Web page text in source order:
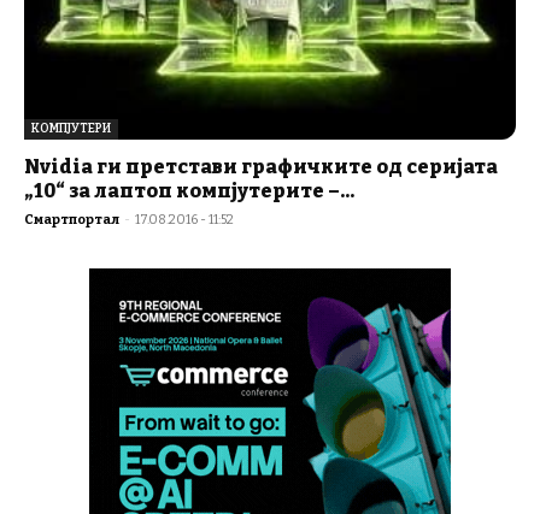
КОМПЈУТЕРИ
Nvidia ги претстави графичките од серијата
„10“ за лаптоп компјутерите –...
Смартпортал - 17.08.2016 - 11:52